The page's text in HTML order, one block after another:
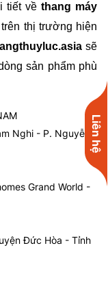
Liên hệ
tiết về thang máy
thị trường hiện
sẽ
sản phẩm phù
Nghi - P. Nguyễn
Grand World -
Đức Hòa - Tỉnh